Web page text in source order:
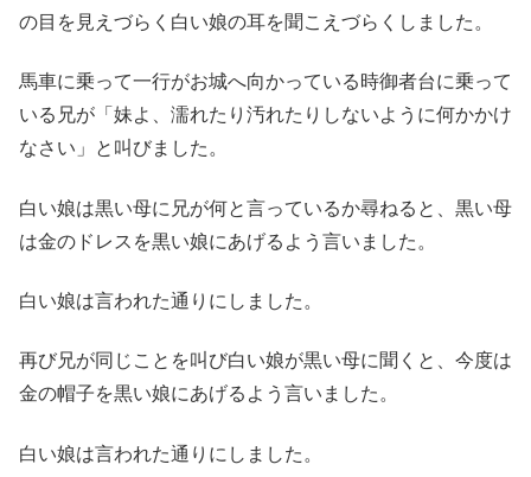
の目を見えづらく白い娘の耳を聞こえづらくしました。
馬車に乗って一行がお城へ向かっている時御者台に乗って
いる兄が「妹よ、濡れたり汚れたりしないように何かかけ
なさい」と叫びました。
白い娘は黒い母に兄が何と言っているか尋ねると、黒い母
は金のドレスを黒い娘にあげるよう言いました。
白い娘は言われた通りにしました。
再び兄が同じことを叫び白い娘が黒い母に聞くと、今度は
金の帽子を黒い娘にあげるよう言いました。
白い娘は言われた通りにしました。